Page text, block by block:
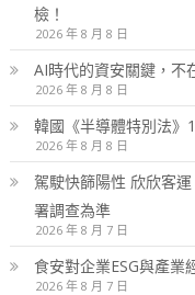
檢！
2026 年 8 月 8 日
AI時代的資安關鍵，不
2026 年 8 月 8 日
韓國《半導體特別法》
2026 年 8 月 8 日
駕駛快篩陽性 欣欣客
署調查為準
2026 年 8 月 7 日
食安對企業ESG與產業
2026 年 8 月 7 日